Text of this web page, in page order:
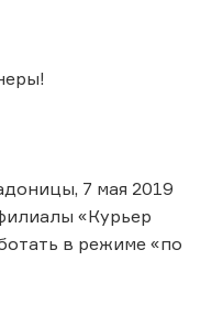
7 мая 2019
«Курьер
в режиме «по